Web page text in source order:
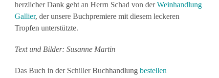
herzlicher Dank geht an Herrn Schad von derWeinhandlung
Gallier, der unsere Buchpremiere mit diesem leckeren
Tropfen unterstützte.
Text und Bilder: Susanne Martin
Das Buch in der Schiller Buchhandlung bestellen